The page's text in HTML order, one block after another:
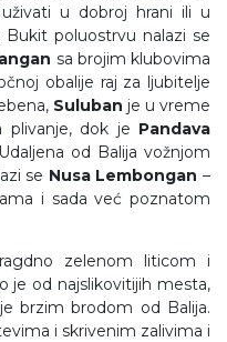
u dobroj hrani ili u
poluostrvu nalazi se
sa brojim klubovima
obalije raj za ljubitelje
Suluban je u vreme
plivanje, dok je Pandava
od Balija vožnjom
se Nusa Lembongan –
i sada već poznatom
zelenom liticom i
je od najslikovitijih mesta,
brzim brodom od Balija.
i skrivenim zalivima i